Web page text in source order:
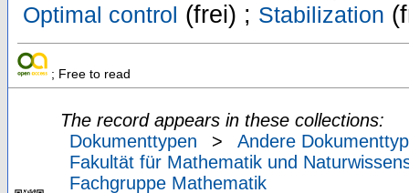
Optimal control (frei) ; Stabilization
; Free to read
The record appears in these collections:
Dokumenttypen
>
Andere
Fakultät für Mathematik und
Fachgruppe Mathematik